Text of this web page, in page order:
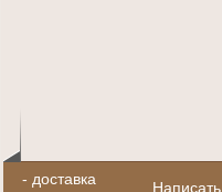
- доставка
Написать